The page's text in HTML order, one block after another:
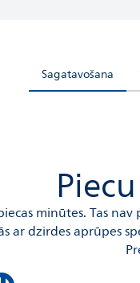
Sagatavošana
minūtes. Tas
ar dzirdes aprūpes